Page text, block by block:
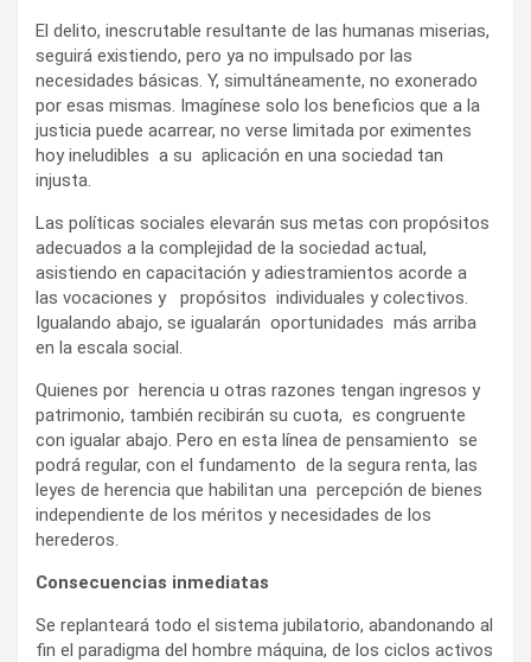
El delito, inescrutable resultante de las humanas miserias,
seguirá existiendo, pero ya no impulsado por las
necesidades básicas. Y, simultáneamente, no exonerado
por esas mismas. Imagínese solo los beneficios que a la
justicia puede acarrear, no verse limitada por eximentes
hoy ineludibles a su aplicación en una sociedad tan
injusta.
Las políticas sociales elevarán sus metas con propósitos
adecuados a la complejidad de la sociedad actual,
asistiendo en capacitación y adiestramientos acorde a
las vocaciones y propósitos individuales y colectivos.
Igualando abajo, se igualarán oportunidades más arriba
en la escala social.
Quienes por herencia u otras razones tengan ingresos y
patrimonio, también recibirán su cuota, es congruente
con igualar abajo. Pero en esta línea de pensamiento se
podrá regular, con el fundamento de la segura renta, las
leyes de herencia que habilitan una percepción de bienes
independiente de los méritos y necesidades de los
herederos.
Consecuencias inmediatas
Se replanteará todo el sistema jubilatorio, abandonando al
fin el paradigma del hombre máquina, de los ciclos activos